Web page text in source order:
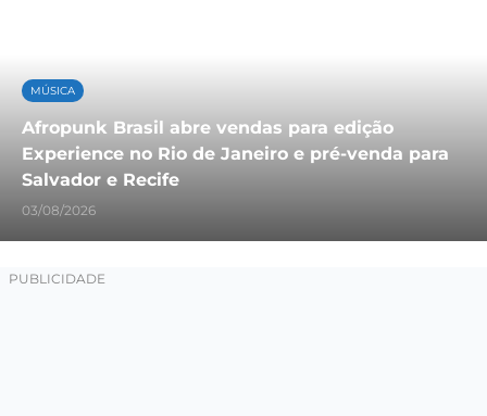
MÚSICA
Afropunk Brasil abre vendas para edição
Experience no Rio de Janeiro e pré-venda para
Salvador e Recife
03/08/2026